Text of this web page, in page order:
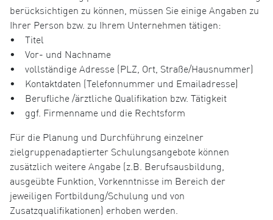
berücksichtigen zu können, müssen Sie einige Angaben zu
Ihrer Person bzw. zu Ihrem Unternehmen tätigen:
• Titel
• Vor- und Nachname
• vollständige Adresse (PLZ, Ort, Straße/Hausnummer)
• Kontaktdaten (Telefonnummer und Emailadresse)
• Berufliche /ärztliche Qualifikation bzw. Tätigkeit
• ggf. Firmenname und die Rechtsform
Für die Planung und Durchführung einzelner
zielgruppenadaptierter Schulungsangebote können
zusätzlich weitere Angabe (z.B. Berufsausbildung,
ausgeübte Funktion, Vorkenntnisse im Bereich der
jeweiligen Fortbildung/Schulung und von
Zusatzqualifikationen) erhoben werden.